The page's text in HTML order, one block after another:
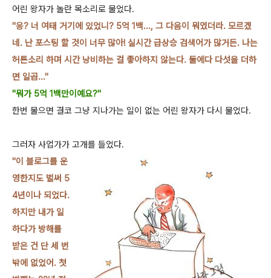
어린 왕자가 놀란 목소리로 물었다.
"응? 너 여태 거기에 있었니? 5억 1백..., 그 다음이 뭐였더라. 모르겠
네. 난 포스팅 할 것이 너무 많아! 실시간 급상승 검색어가 많거든. 나는
허튼소리 하며 시간 낭비하는 걸 좋아하지 않는다. 둘에다 다섯을 더하
면 일곱..."
"뭐가 5억 1백만이예요?"
한번 물으면 결코 그냥 지나가는 일이 없는 어린 왕자가 다시 물었다.
그러자 사업가가 고개를 들었다.
"이 블로그를 운
영한지도 벌써 5
4년이나 되었다.
하지만 내가 일
하다가 방해를
받은 건 단 세 번
밖에 없었어. 첫